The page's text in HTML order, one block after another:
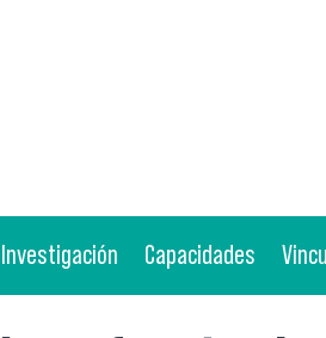
Investigación Capacidades